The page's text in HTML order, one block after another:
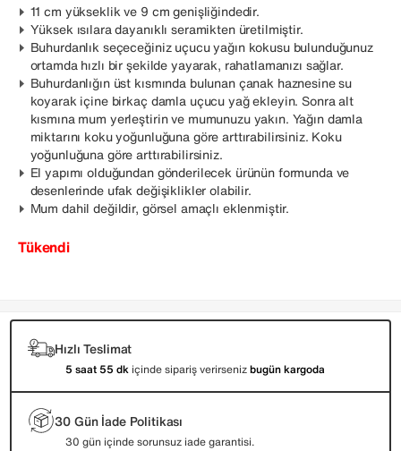
11 cm yükseklik ve 9 cm genişliğindedir.
Yüksek ısılara dayanıklı seramikten üretilmiştir.
Buhurdanlık seçeceğiniz uçucu yağın kokusu bulunduğunuz
ortamda hızlı bir şekilde yayarak, rahatlamanızı sağlar.
Buhurdanlığın üst kısmında bulunan çanak haznesine su
koyarak içine birkaç damla uçucu yağ ekleyin. Sonra alt
kısmına mum yerleştirin ve mumunuzu yakın. Yağın damla
miktarını koku yoğunluğuna göre arttırabilirsiniz. Koku
yoğunluğuna göre arttırabilirsiniz.
El yapımı olduğundan gönderilecek ürünün formunda ve
desenlerinde ufak değişiklikler olabilir.
Mum dahil değildir, görsel amaçlı eklenmiştir.
Tükendi
Hızlı Teslimat
5 saat 55 dk içinde sipariş verirsenizbugün kargoda
30 Gün İade Politikası
30 gün içinde sorunsuz iade garantisi.